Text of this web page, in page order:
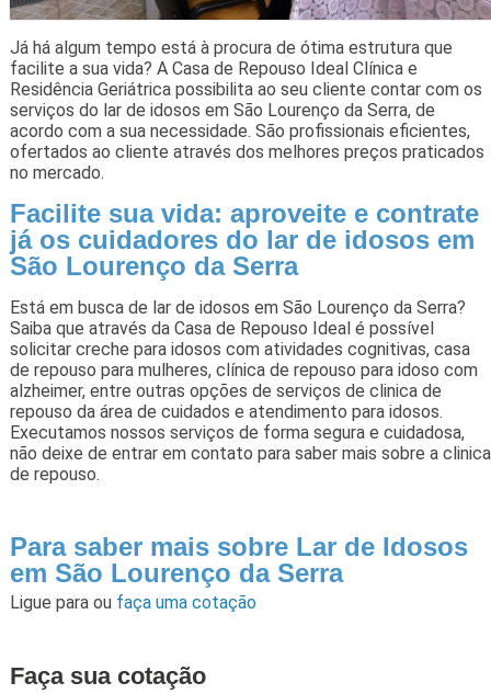
Já há algum tempo está à procura de ótima estrutura que
facilite a sua vida? A Casa de Repouso Ideal Clínica e
Residência Geriátrica possibilita ao seu cliente contar com os
serviços do lar de idosos em São Lourenço da Serra, de
acordo com a sua necessidade. São profissionais eficientes,
ofertados ao cliente através dos melhores preços praticados
no mercado.
Facilite sua vida: aproveite e contrate
já os cuidadores do lar de idosos em
São Lourenço da Serra
Está em busca de lar de idosos em São Lourenço da Serra?
Saiba que através da Casa de Repouso Ideal é possível
solicitar creche para idosos com atividades cognitivas, casa
de repouso para mulheres, clínica de repouso para idoso com
alzheimer, entre outras opções de serviços de clinica de
repouso da área de cuidados e atendimento para idosos.
Executamos nossos serviços de forma segura e cuidadosa,
não deixe de entrar em contato para saber mais sobre a clinica
de repouso.
Para saber mais sobre Lar de Idosos
em São Lourenço da Serra
Ligue para ou faça uma cotação
Faça sua cotação